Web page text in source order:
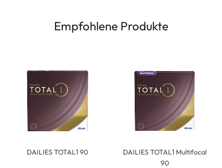
Empfohlene Produkte
DAILIES TOTAL1 90
DAILIES TOTAL1 Multifocal
90